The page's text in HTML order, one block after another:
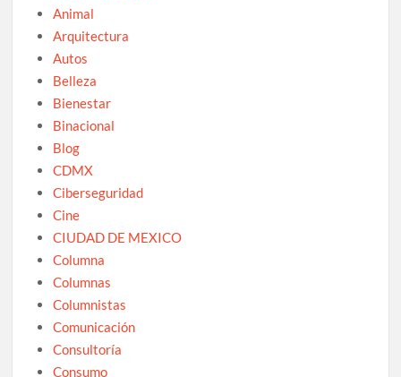
Animal
Arquitectura
Autos
Belleza
Bienestar
Binacional
Blog
CDMX
Ciberseguridad
Cine
CIUDAD DE MEXICO
Columna
Columnas
Columnistas
Comunicación
Consultoría
Consumo